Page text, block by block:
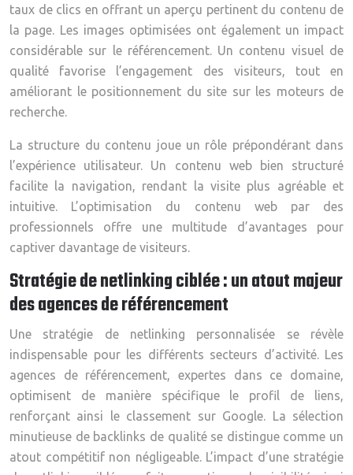
taux de clics en offrant un aperçu pertinent du contenu de
la page. Les images optimisées ont également un impact
considérable sur le référencement. Un contenu visuel de
qualité favorise l’engagement des visiteurs, tout en
améliorant le positionnement du site sur les moteurs de
recherche.
La structure du contenu joue un rôle prépondérant dans
l’expérience utilisateur. Un contenu web bien structuré
facilite la navigation, rendant la visite plus agréable et
intuitive. L’optimisation du contenu web par des
professionnels offre une multitude d’avantages pour
captiver davantage de visiteurs.
Stratégie de netlinking ciblée : un atout majeur
des agences de référencement
Une stratégie de netlinking personnalisée se révèle
indispensable pour les différents secteurs d’activité. Les
agences de référencement, expertes dans ce domaine,
optimisent de manière spécifique le profil de liens,
renforçant ainsi le classement sur Google. La sélection
minutieuse de backlinks de qualité se distingue comme un
atout compétitif non négligeable. L’impact d’une stratégie